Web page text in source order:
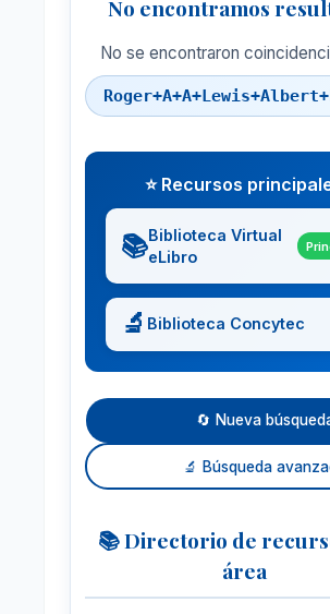
No encontramos
No se encontraron
⭐ Recursos
📚Biblioteca Virtual
eLibro
🔬 Biblioteca Concytec
🔄 Nueva
🔬 Búsqueda
📚 Directorio de
área